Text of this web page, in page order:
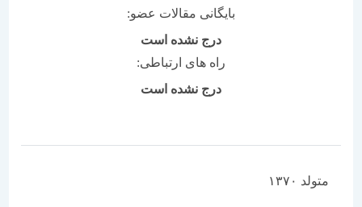
بایگانی مقالات عضو:
درج نشده است
راه های ارتباطی:
درج نشده است